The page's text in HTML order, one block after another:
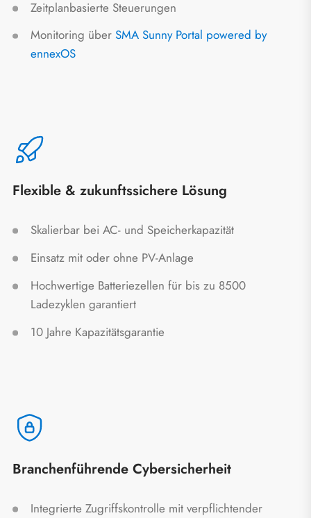
Zeitplanbasierte Steuerungen
Monitoring über SMA Sunny Portal powered by
ennexOS
Flexible & zukunftssichere Lösung
Skalierbar bei AC- und Speicherkapazität
Einsatz mit oder ohne PV-Anlage
Hochwertige Batteriezellen für bis zu 8500
Ladezyklen garantiert
10 Jahre Kapazitätsgarantie
Branchenführende Cybersicherheit
Integrierte Zugriffskontrolle mit verpflichtender